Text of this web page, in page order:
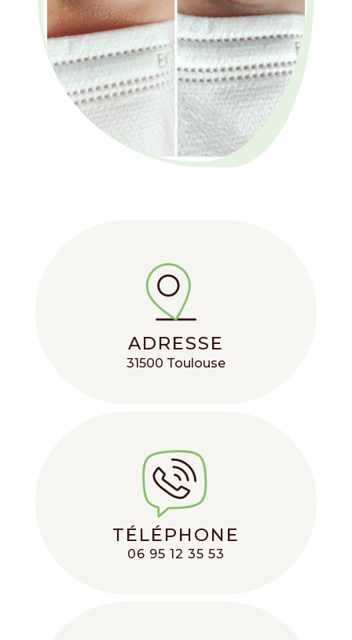
ADRESSE
31500 Toulouse
TÉLÉPHONE
06 95 12 35 53